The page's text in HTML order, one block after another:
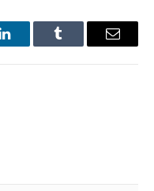
LinkedInTumblr Email